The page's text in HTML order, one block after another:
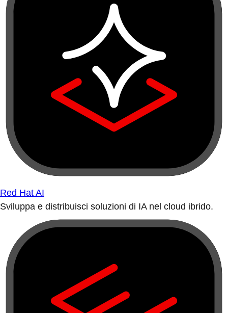
Red Hat AI
Sviluppa e distribuisci soluzioni di IA nel cloud ibrido.